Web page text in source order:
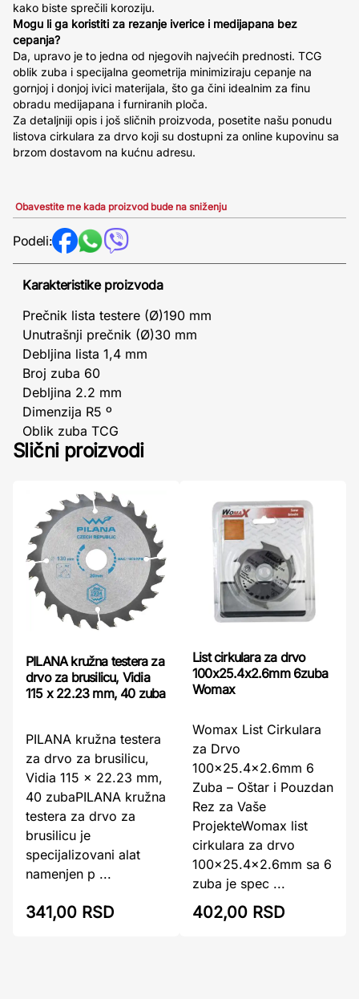
kako biste sprečili koroziju.
Mogu li ga koristiti za rezanje iverice i medijapana bez
cepanja?
Da, upravo je to jedna od njegovih najvećih prednosti. TCG
oblik zuba i specijalna geometrija minimiziraju cepanje na
gornjoj i donjoj ivici materijala, što ga čini idealnim za finu
obradu medijapana i furniranih ploča.
Za detaljniji opis i još sličnih proizvoda, posetite našu ponudu
listova cirkulara za drvo koji su dostupni za online kupovinu sa
brzom dostavom na kućnu adresu.
Obavestite me kada proizvod bude na sniženju
Podeli:
Karakteristike proizvoda
Prečnik lista testere (Ø)190 mm
Unutrašnji prečnik (Ø)30 mm
Debljina lista 1,4 mm
Broj zuba 60
Debljina 2.2 mm
Dimenzija R5 º
Oblik zuba TCG
Slični proizvodi
PILANA kružna testera za
drvo za brusilicu, Vidia
115 x 22.23 mm, 40 zuba
PILANA kružna testera
za drvo za brusilicu,
Vidia 115 x 22.23 mm,
40 zubaPILANA kružna
testera za drvo za
brusilicu je
specijalizovani alat
namenjen p ...
341,00 RSD
List cirkulara za drvo
100x25.4x2.6mm 6zuba
Womax
Womax List Cirkulara
za Drvo
100x25.4x2.6mm 6
Zuba – Oštar i Pouzdan
Rez za Vaše
ProjekteWomax list
cirkulara za drvo
100x25.4x2.6mm sa 6
zuba je spec ...
402,00 RSD